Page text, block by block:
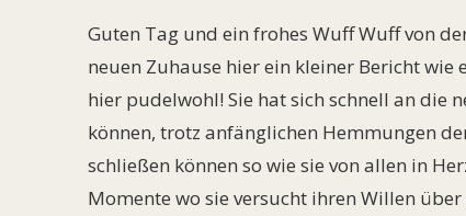
Guten Tag und ein frohes Wuff Wuff von
neuen Zuhause hier ein kleiner Bericht wie
hier pudelwohl! Sie hat sich schnell an die
können, trotz anfänglichen Hemmungen
schließen können so wie sie von allen in
Momente wo sie versucht ihren Willen